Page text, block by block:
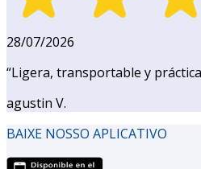
28/07/2026
“Ligera, transportable y
agustin V.
BAIXE NOSSO APLICATIVO